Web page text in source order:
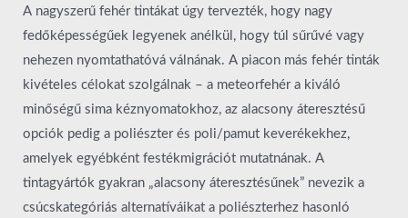
A nagyszerű fehér tintákat úgy tervezték, hogy nagy
fedőképességűek legyenek anélkül, hogy túl sűrűvé vagy
nehezen nyomtathatóvá válnának. A piacon más fehér tinták
kivételes célokat szolgálnak – a meteorfehér a kiváló
minőségű sima kéznyomatokhoz, az alacsony áteresztésű
opciók pedig a poliészter és poli/pamut keverékekhez,
amelyek egyébként festékmigrációt mutatnának. A
tintagyártók gyakran „alacsony áteresztésűnek” nevezik a
csúcskategóriás alternatíváikat a poliészterhez hasonló